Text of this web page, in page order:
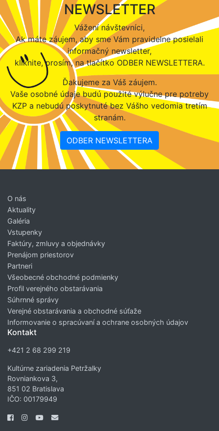
NEWSLETTER
Vážení návštevníci,
Ak máte záujem, aby sme Vám pravidelne posielali
informačný newsletter,
kliknite, prosím, na tlačítko ODBER NEWSLETTERA.
Ďakujeme za Váš záujem.
Vaše osobné údaje budú použité výlučne pre potreby
KZP a nebudú poskytnuté bez Vášho vedomia tretím
stranám.
ODBER NEWSLETTERA
O nás
Aktuality
Galéria
Vstupenky
Faktúry, zmluvy a objednávky
Prenájom priestorov
Partneri
Všeobecné obchodné podmienky
Profil verejného obstarávania
Súhrnné správy
Verejné obstarávania a obchodné súťaže
Informovanie o spracúvaní a ochrane osobných údajov
Kontakt
+421 2 68 299 219
Kultúrne zariadenia Petržalky
Rovniankova 3,
851 02 Bratislava
IČO: 00179949